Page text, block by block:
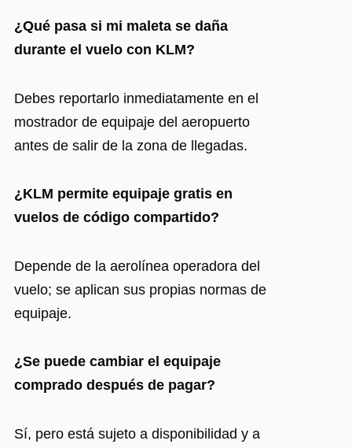
¿Qué pasa si mi maleta se daña
durante el vuelo con KLM?
Debes reportarlo inmediatamente en el
mostrador de equipaje del aeropuerto
antes de salir de la zona de llegadas.
¿KLM permite equipaje gratis en
vuelos de código compartido?
Depende de la aerolínea operadora del
vuelo; se aplican sus propias normas de
equipaje.
¿Se puede cambiar el equipaje
comprado después de pagar?
Sí, pero está sujeto a disponibilidad y a